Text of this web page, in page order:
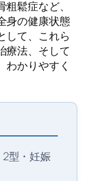
鬆症など、
身の健康状態
して、これら
療法、そして
わかりやすく
型・妊娠